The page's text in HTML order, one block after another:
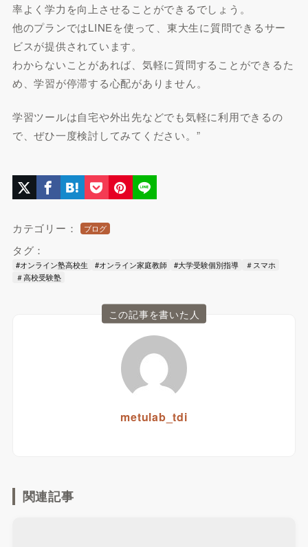
率よく学力を向上させることができるでしょう。
他のプランではLINEを使って、東大生に質問できるサー
ビスが提供されています。
わからないことがあれば、気軽に質問することができるた
め、学習が停滞する心配がありません。
学習ツールは自宅や外出先などでも気軽に利用できるの
で、ぜひ一度検討してみてください。”
カテゴリー： ブログ
タグ：
#オンライン塾高校生 #オンライン家庭教師 #大学受験個別指導
＃スマホ
＃高校受験塾
この記事を書いた人
metulab_tdi
関連記事